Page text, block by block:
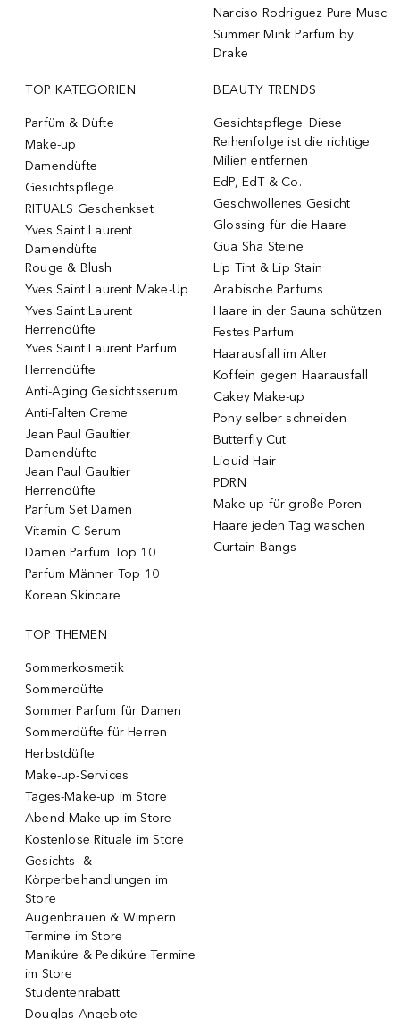
Narciso Rodriguez Pure Musc
Summer Mink Parfum by
Drake
TOP KATEGORIEN
Parfüm & Düfte
Make-up
Damendüfte
Gesichtspflege
RITUALS Geschenkset
Yves Saint Laurent
Damendüfte
Rouge & Blush
Yves Saint Laurent Make-Up
Yves Saint Laurent
Herrendüfte
Yves Saint Laurent Parfum
Herrendüfte
Anti-Aging Gesichtsserum
Anti-Falten Creme
Jean Paul Gaultier
Damendüfte
Jean Paul Gaultier
Herrendüfte
Parfum Set Damen
Vitamin C Serum
Damen Parfum Top 10
Parfum Männer Top 10
Korean Skincare
BEAUTY TRENDS
Gesichtspflege: Diese
Reihenfolge ist die richtige
Milien entfernen
EdP, EdT & Co.
Geschwollenes Gesicht
Glossing für die Haare
Gua Sha Steine
Lip Tint & Lip Stain
Arabische Parfums
Haare in der Sauna schützen
Festes Parfum
Haarausfall im Alter
Koffein gegen Haarausfall
Cakey Make-up
Pony selber schneiden
Butterfly Cut
Liquid Hair
PDRN
Make-up für große Poren
Haare jeden Tag waschen
Curtain Bangs
TOP THEMEN
Sommerkosmetik
Sommerdüfte
Sommer Parfum für Damen
Sommerdüfte für Herren
Herbstdüfte
Make-up-Services
Tages-Make-up im Store
Abend-Make-up im Store
Kostenlose Rituale im Store
Gesichts- &
Körperbehandlungen im
Store
Augenbrauen & Wimpern
Termine im Store
Maniküre & Pediküre Termine
im Store
Studentenrabatt
Douglas Angebote